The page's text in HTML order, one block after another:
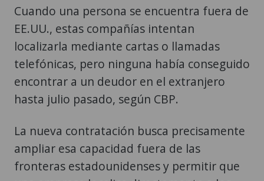
Cuando una persona se encuentra fuera de
EE.UU., estas compañías intentan
localizarla mediante cartas o llamadas
telefónicas, pero ninguna había conseguido
encontrar a un deudor en el extranjero
hasta julio pasado, según CBP.
La nueva contratación busca precisamente
ampliar esa capacidad fuera de las
fronteras estadounidenses y permitir que